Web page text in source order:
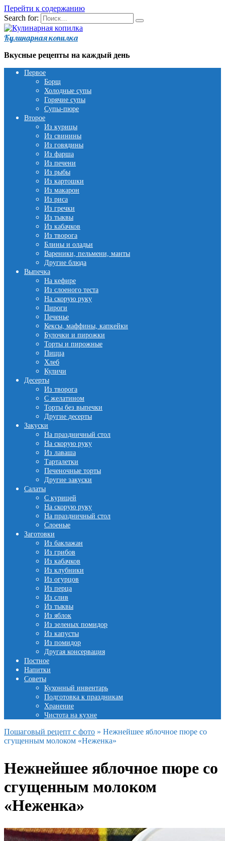
Перейти к содержанию
Search for:
Кулинарная копилка
Вкусные рецепты на каждый день
Первое
Борщ
Холодные супы
Горячие супы
Супы-пюре
Второе
Из курицы
Из свинины
Из говядины
Из фарша
Из печени
Из рыбы
Из картошки
Из макарон
Из риса
Из гречки
Из тыквы
Из кабачков
Из творога
Блины и оладьи
Вареники, пельмени, манты
Другие блюда
Выпечка
На кефире
Из слоеного теста
На скорую руку
Пироги
Печенье
Кексы, маффины, капкейки
Булочки и пирожки
Торты и пирожные
Пицца
Хлеб
Куличи
Десерты
Из творога
С желатином
Торты без выпечки
Другие десерты
Закуски
На праздничный стол
На скорую руку
Из лаваша
Тарталетки
Печеночные торты
Другие закуски
Салаты
С курицей
На скорую руку
На праздничный стол
Слоеные
Заготовки
Из баклажан
Из грибов
Из кабачков
Из клубники
Из огурцов
Из перца
Из слив
Из тыквы
Из яблок
Из зеленых помидор
Из капусты
Из помидор
Другая консервация
Постное
Напитки
Советы
Кухонный инвентарь
Подготовка к праздникам
Хранение
Чистота на кухне
Пошаговый рецепт с фото » Нежнейшее яблочное пюре со
сгущенным молоком «Неженка»
Нежнейшее яблочное пюре со
сгущенным молоком
«Неженка»